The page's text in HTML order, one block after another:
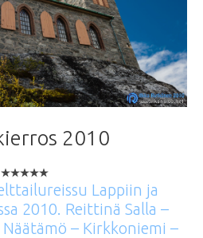
2010
Lappiin ja
2010. Reittinä Salla –
Näätämö – Kirkkoniemi –